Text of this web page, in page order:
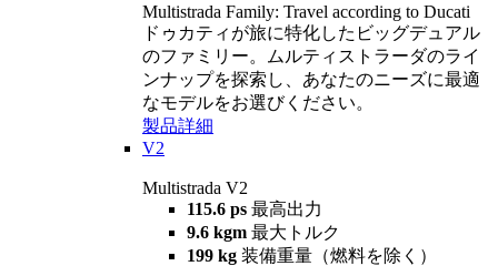
Multistrada Family: Travel according to Ducati
ドゥカティが旅に特化したビッグデュアル
のファミリー。ムルティストラーダのライ
ンナップを探索し、あなたのニーズに最適
なモデルをお選びください。
製品詳細
V2
Multistrada V2
115.6 ps 最高出力
9.6 kgm 最大トルク
199 kg 装備重量（燃料を除く）